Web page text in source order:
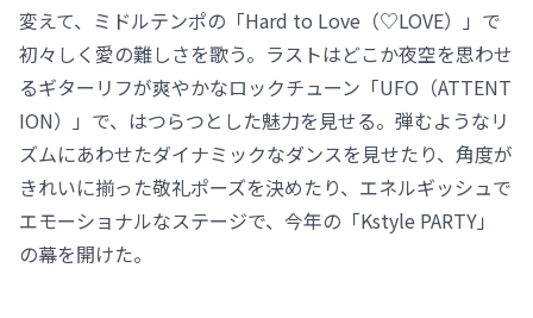
変えて、ミドルテンポの「Hard to Love（♡LOVE）」で
初々しく愛の難しさを歌う。ラストはどこか夜空を思わせ
るギターリフが爽やかなロックチューン「UFO（ATTENT
ION）」で、はつらつとした魅力を見せる。弾むようなリ
ズムにあわせたダイナミックなダンスを見せたり、角度が
きれいに揃った敬礼ポーズを決めたり、エネルギッシュで
エモーショナルなステージで、今年の「Kstyle PARTY」
の幕を開けた。